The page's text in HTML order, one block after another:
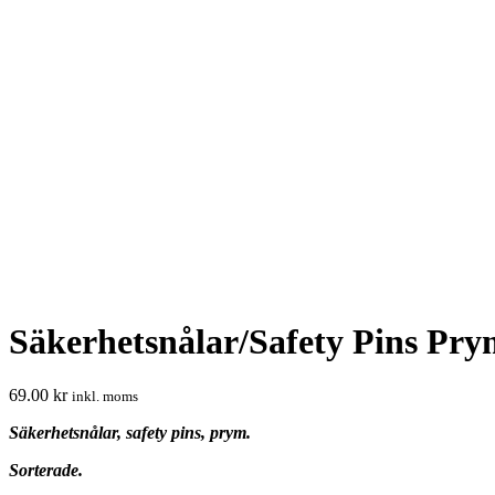
Säkerhetsnålar/Safety Pins
69.00 kr inkl. moms
Säkerhetsnålar, safety pins, prym.
Sorterade.